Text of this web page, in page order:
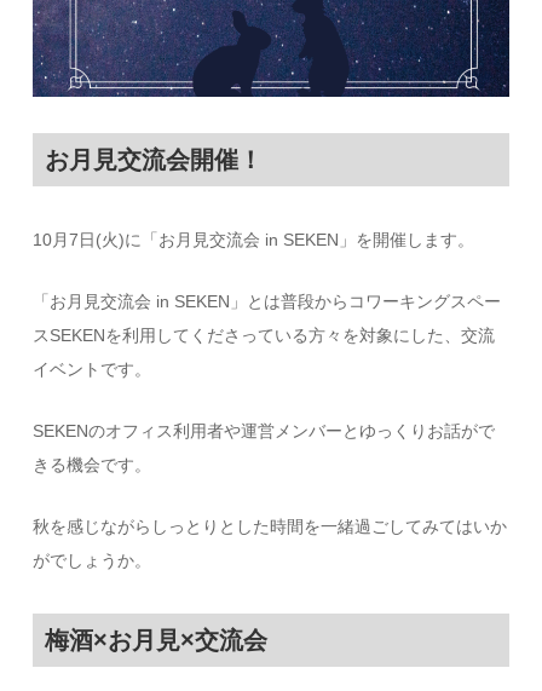
お月見交流会開催！
10月7日(火)に「お月見交流会 in SEKEN」を開催します。
「お月見交流会 in SEKEN」とは普段からコワーキングスペー
スSEKENを利用してくださっている方々を対象にした、交流
イベントです。
SEKENのオフィス利用者や運営メンバーとゆっくりお話がで
きる機会です。
秋を感じながらしっとりとした時間を一緒過ごしてみてはいか
がでしょうか。
梅酒×お月見×交流会